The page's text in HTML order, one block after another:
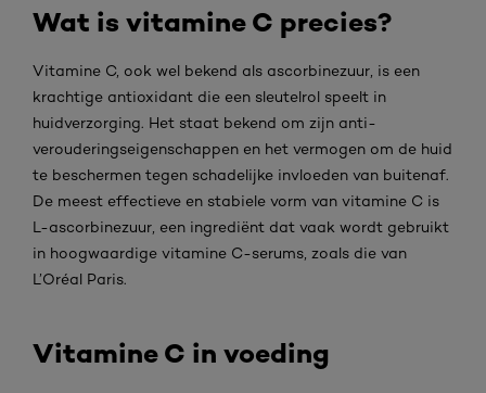
Wat is vitamine C precies?
Vitamine C, ook wel bekend als ascorbinezuur, is een
krachtige antioxidant die een sleutelrol speelt in
huidverzorging. Het staat bekend om zijn anti-
verouderingseigenschappen en het vermogen om de huid
te beschermen tegen schadelijke invloeden van buitenaf.
De meest effectieve en stabiele vorm van vitamine C is
L-ascorbinezuur, een ingrediënt dat vaak wordt gebruikt
in hoogwaardige vitamine C-serums, zoals die van
L’Oréal Paris.
Vitamine C in voeding